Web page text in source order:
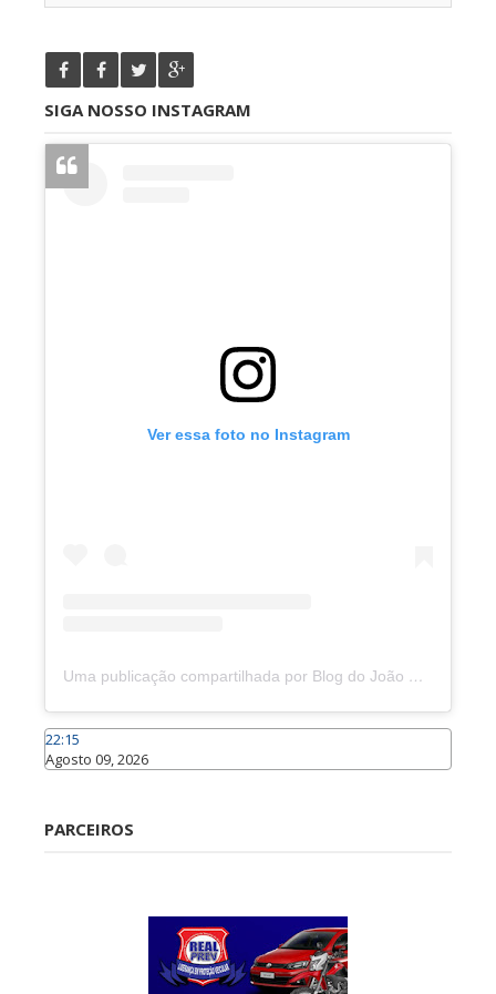
SIGA NOSSO INSTAGRAM
Ver essa foto no Instagram
Uma publicação compartilhada por Blog do João Marcolino (@joaomarcolinoneto)
22:15
Agosto 09, 2026
PARCEIROS